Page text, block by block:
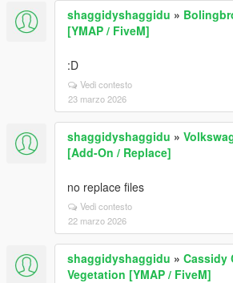
shaggidyshaggidu »
[YMAP / FiveM]
:D
Vedi contesto
23 marzo 2026
shaggidyshaggidu »
[Add-On / Replace]
no replace files
Vedi contesto
22 marzo 2026
shaggidyshaggidu » Cassidy
Vegetation [YMAP / FiveM]